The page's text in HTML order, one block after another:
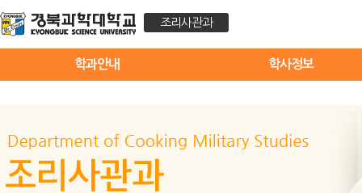
조리사관과
학과안내 학사정보